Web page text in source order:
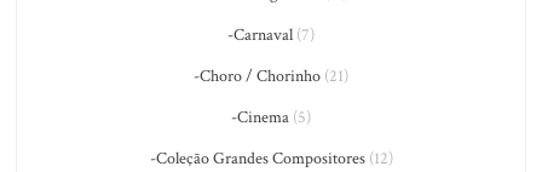
-Carnaval (7)
-Choro / Chorinho (21)
-Cinema (5)
-Coleção Grandes Compositores(12)